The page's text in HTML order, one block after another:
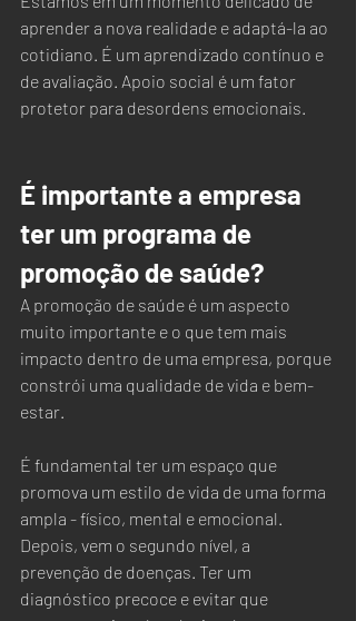
aprender a nova realidade e adaptá-la ao
cotidiano. É um aprendizado contínuo e
de avaliação. Apoio social é um fator
protetor para desordens emocionais.
É importante a empresa
ter um programa de
promoção de saúde?
A promoção de saúde é um aspecto
muito importante e o que tem mais
impacto dentro de uma empresa, porque
constrói uma qualidade de vida e bem-
estar.
É fundamental ter um espaço que
promova um estilo de vida de uma forma
ampla - físico, mental e emocional.
Depois, vem o segundo nível, a
prevenção de doenças. Ter um
diagnóstico precoce e evitar que